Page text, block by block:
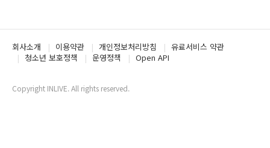
회사소개 이용약관 개인정보처리방침
유료서비스 약관
청소년 보호정책
운영정책 Open API
Copyright INLIVE. All rights reserved.